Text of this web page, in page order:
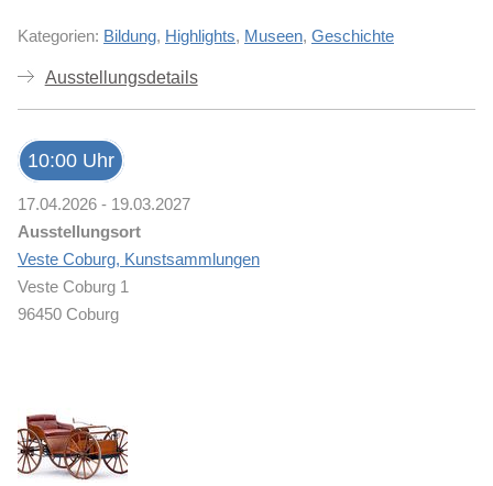
Kategorien: Bildung, Highlights, Museen, Geschichte
Ausstellungsdetails
10:00 Uhr
17.04.2026 - 19.03.2027
Ausstellungsort
Veste Coburg, Kunstsammlungen
Veste Coburg 1
96450 Coburg